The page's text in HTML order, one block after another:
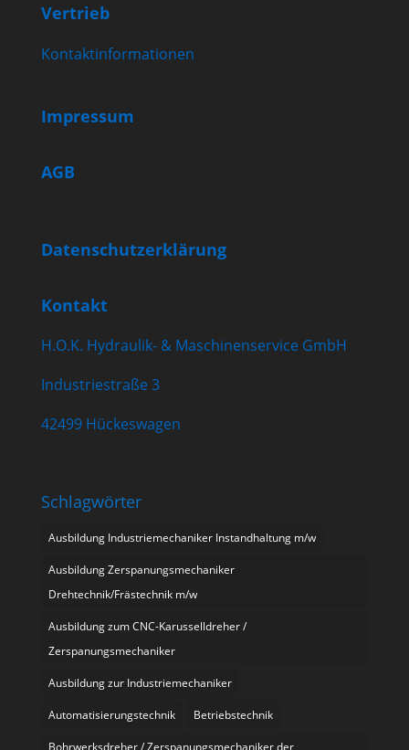
Vertrieb
Kontaktinformationen
Impressum
AGB
Datenschutzerklärung
Kontakt
H.O.K. Hydraulik- & Maschinenservice GmbH
Industriestraße 3
42499 Hückeswagen
Schlagwörter
Ausbildung Industriemechaniker Instandhaltung m/w
Ausbildung Zerspanungsmechaniker
Drehtechnik/Frästechnik m/w
Ausbildung zum CNC-Karusselldreher /
Zerspanungsmechaniker
Ausbildung zur Industriemechaniker
Automatisierungstechnik Betriebstechnik
Bohrwerksdreher / Zerspanungsmechaniker der